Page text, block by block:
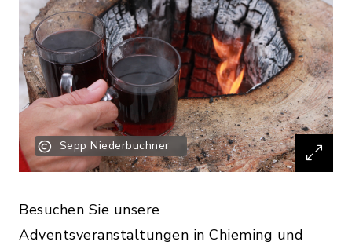
Sepp Niederbuchner
Besuchen Sie unsere
Adventsveranstaltungen in Chieming und